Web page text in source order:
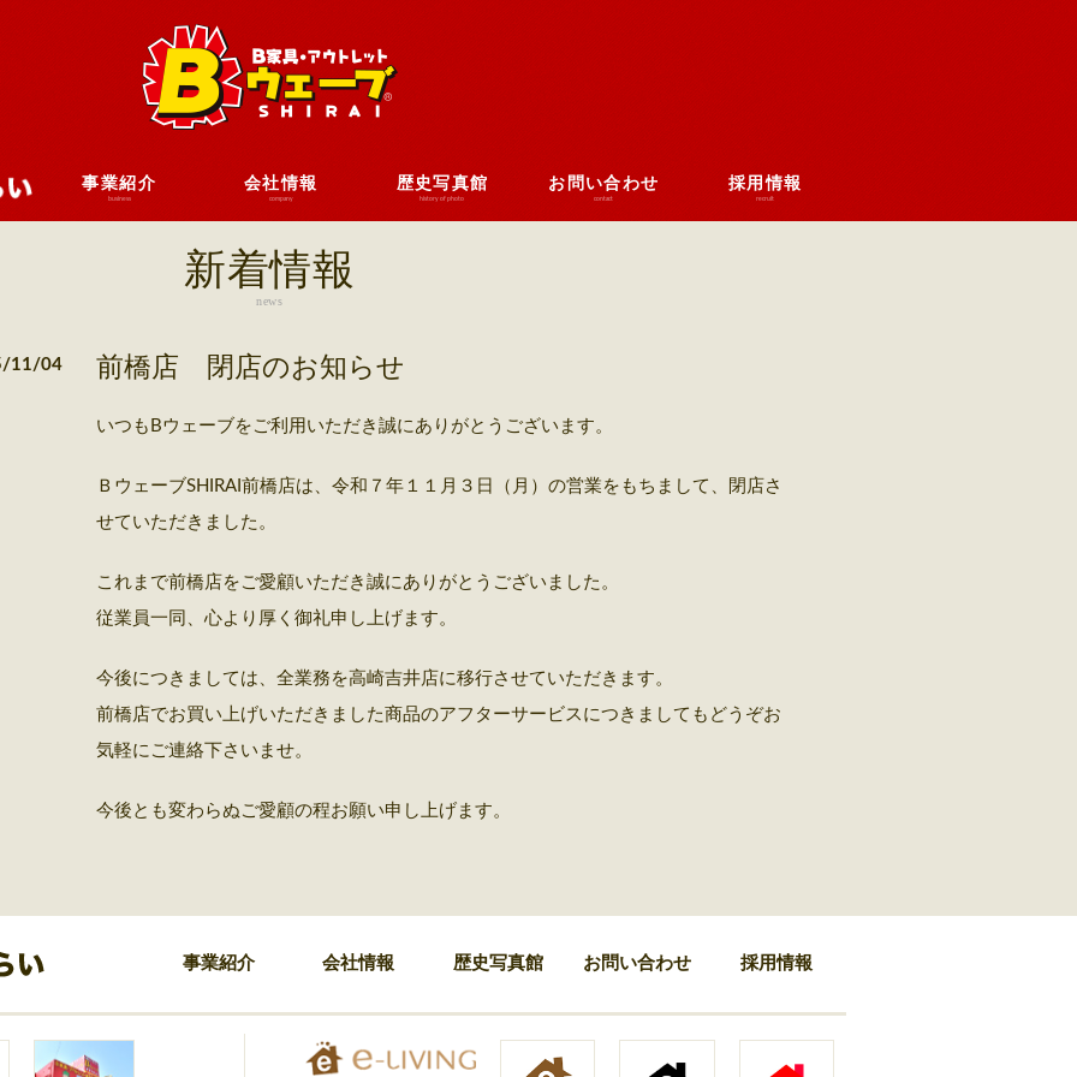
事業紹介
business
会社情報
company
歴史写真館
history of photo
お問い合わせ
contact
採用情報
recruit
新着情報
news
11/04 前橋店 閉店のお知らせ
いつもBウェーブをご利用いただき誠にありがとうございます。
ＢウェーブSHIRAI前橋店は、令和７年１１月３日（月）の営業をもちまして、閉店さ
せていただきました。
これまで前橋店をご愛顧いただき誠にありがとうございました。
従業員一同、心より厚く御礼申し上げます。
今後につきましては、全業務を高崎吉井店に移行させていただきます。
前橋店でお買い上げいただきました商品のアフターサービスにつきましてもどうぞお
気軽にご連絡下さいませ。
今後とも変わらぬご愛顧の程お願い申し上げます。
事業紹介 会社情報 歴史写真館 お問い合わせ 採用情報